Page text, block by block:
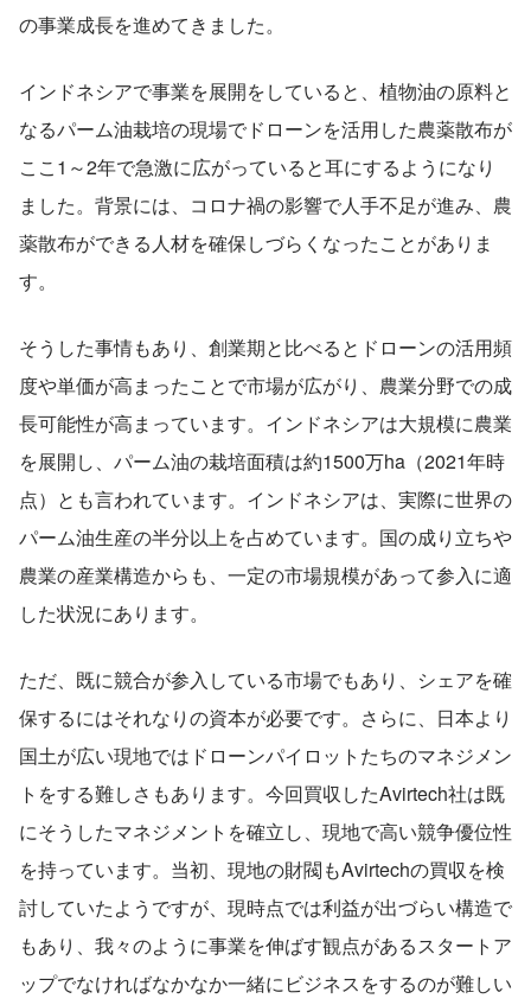
の事業成長を進めてきました。
インドネシアで事業を展開をしていると、植物油の原料と
なるパーム油栽培の現場でドローンを活用した農薬散布が
ここ1～2年で急激に広がっていると耳にするようになり
ました。背景には、コロナ禍の影響で人手不足が進み、農
薬散布ができる人材を確保しづらくなったことがありま
す。
そうした事情もあり、創業期と比べるとドローンの活用頻
度や単価が高まったことで市場が広がり、農業分野での成
長可能性が高まっています。インドネシアは大規模に農業
を展開し、パーム油の栽培面積は約1500万ha（2021年時
点）とも言われています。インドネシアは、実際に世界の
パーム油生産の半分以上を占めています。国の成り立ちや
農業の産業構造からも、一定の市場規模があって参入に適
した状況にあります。
ただ、既に競合が参入している市場でもあり、シェアを確
保するにはそれなりの資本が必要です。さらに、日本より
国土が広い現地ではドローンパイロットたちのマネジメン
トをする難しさもあります。今回買収したAvirtech社は既
にそうしたマネジメントを確立し、現地で高い競争優位性
を持っています。当初、現地の財閥もAvirtechの買収を検
討していたようですが、現時点では利益が出づらい構造で
もあり、我々のように事業を伸ばす観点があるスタートア
ップでなければなかなか一緒にビジネスをするのが難しい